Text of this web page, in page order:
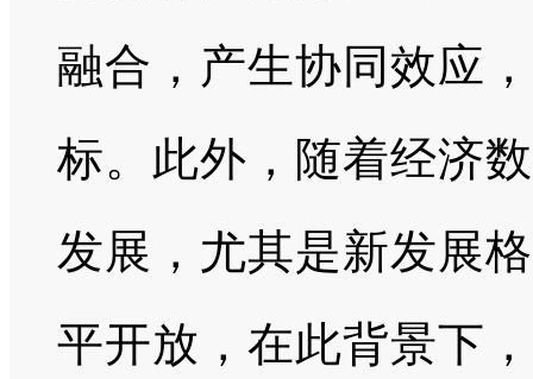
融合，产生协同效应
标。此外，随着经济
发展，尤其是新发展
平开放，在此背景下